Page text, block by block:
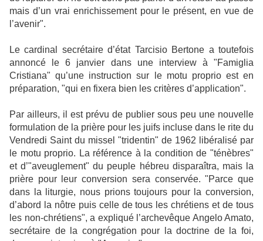
mais d’un vrai enrichissement pour le présent, en vue de
l’avenir".
Le cardinal secrétaire d’état Tarcisio Bertone a toutefois
annoncé le 6 janvier dans une interview à "Famiglia
Cristiana" qu’une instruction sur le motu proprio est en
préparation, "qui en fixera bien les critères d’application".
Par ailleurs, il est prévu de publier sous peu une nouvelle
formulation de la prière pour les juifs incluse dans le rite du
Vendredi Saint du missel "tridentin" de 1962 libéralisé par
le motu proprio. La référence à la condition de "ténèbres"
et d’"aveuglement" du peuple hébreu disparaîtra, mais la
prière pour leur conversion sera conservée. "Parce que
dans la liturgie, nous prions toujours pour la conversion,
d’abord la nôtre puis celle de tous les chrétiens et de tous
les non-chrétiens", a expliqué l’archevêque Angelo Amato,
secrétaire de la congrégation pour la doctrine de la foi,